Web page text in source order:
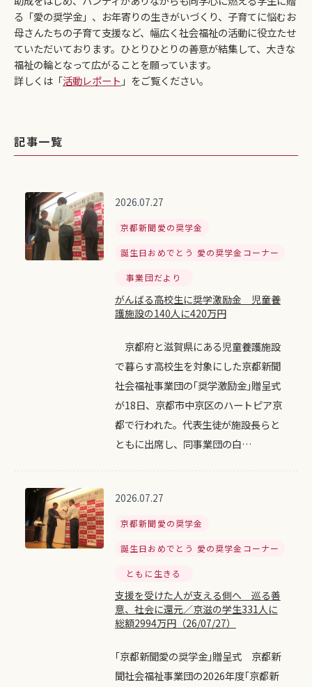
る「愛の奨学金」、お年寄りの生きがいづくり、子育てに悩むお
母さんたちの子育て支援など、幅広く社会福祉の活動に役立たせ
ていただいております。ひとりひとりの善意が結集して、大きな
福祉の輪となって広がることを願っています。
詳しくは「活動レポート 」をご覧ください。
記事一覧
2026.07.27
京都新聞愛の奨学金
誕生日おめでとう 愛の奨学金コーナー
事業団だより
がんばる高校生に奨学激励金 児童養
護施設の140人に420万円
京都府と滋賀県にある児童養護施設
で暮らす高校生を対象にした京都新聞
社会福祉事業団の｢奨学激励金｣贈呈式
が18日、京都市中京区のハートピア京
都で行われた。代表生徒が施設長らと
ともに出席し、同事業団の白…
2026.07.27
京都新聞愛の奨学金
誕生日おめでとう 愛の奨学金コーナー
ともに生きる
支援を受けた人が支える側へ 巡る善
意、社会に還元／京滋の学生331人に
総額2994万円（26/07/27）
｢京都新聞愛の奨学金｣贈呈式 京都新
聞社会福祉事業団の2026年度｢京都新